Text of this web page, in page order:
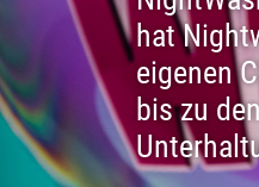
hat
eigenen
bis zu